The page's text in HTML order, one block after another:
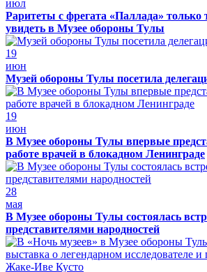
июл
Раритеты с фрегата «Паллада»
увидеть в Музее обороны Тулы
19
июн
Музей обороны Тулы посетила
19
июн
В Музее обороны Тулы впервые
работе врачей в блокадном Ленинграде
28
мая
В Музее обороны Тулы состоялась
представителями народностей